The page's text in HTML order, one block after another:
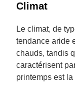
Climat
Le climat, de
tendance aride
chauds, tandis
caractérisent
printemps est